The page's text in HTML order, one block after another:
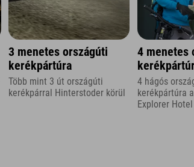
3 menetes országúti
kerékpártúra
Több mint 3 út országúti
kerékpárral Hinterstoder körül
4 menetes
4 hágós
kerékpártúra
Explorer